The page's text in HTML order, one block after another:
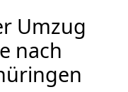
Umzug
nach